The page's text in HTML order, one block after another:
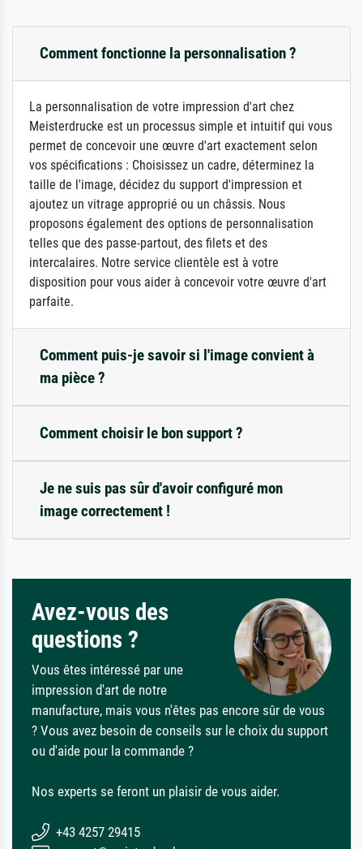
Comment fonctionne la personnalisation ?
La personnalisation de votre impression d'art chez
Meisterdrucke est un processus simple et intuitif qui vous
permet de concevoir une œuvre d'art exactement selon
vos spécifications : Choisissez un cadre, déterminez la
taille de l'image, décidez du support d'impression et
ajoutez un vitrage approprié ou un châssis. Nous
proposons également des options de personnalisation
telles que des passe-partout, des filets et des
intercalaires. Notre service clientèle est à votre
disposition pour vous aider à concevoir votre œuvre d'art
parfaite.
Comment puis-je savoir si l'image convient à
ma pièce ?
Comment choisir le bon support ?
Je ne suis pas sûr d'avoir configuré mon
image correctement !
Avez-vous des
questions ?
Vous êtes intéressé par une
impression d'art de notre
manufacture, mais vous n'êtes pas encore sûr de vous
? Vous avez besoin de conseils sur le choix du support
ou d'aide pour la commande ?
Nos experts se feront un plaisir de vous aider.
+43 4257 29415